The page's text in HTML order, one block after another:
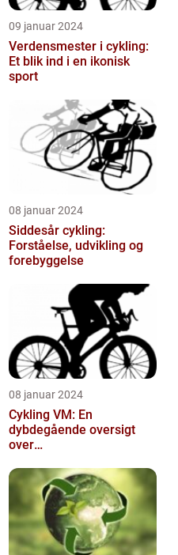
09 januar 2024
Verdensmester i cykling:
Et blik ind i en ikonisk
sport
08 januar 2024
Siddesår cykling:
Forståelse, udvikling og
forebyggelse
08 januar 2024
Cykling VM: En
dybdegående oversigt
over
cykling